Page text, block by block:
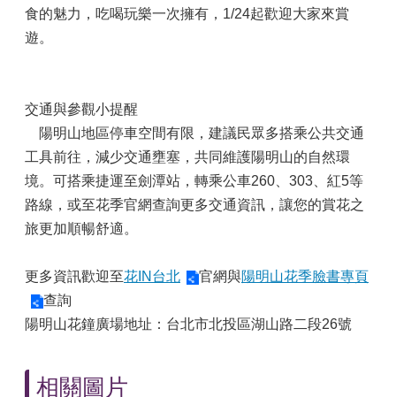
食的魅力，吃喝玩樂一次擁有，1/24起歡迎大家來賞
遊。
交通與參觀小提醒
陽明山地區停車空間有限，建議民眾多搭乘公共交通
工具前往，減少交通壅塞，共同維護陽明山的自然環
境。可搭乘捷運至劍潭站，轉乘公車260、303、紅5等
路線，或至花季官網查詢更多交通資訊，讓您的賞花之
旅更加順暢舒適。
更多資訊歡迎至花IN台北 官網與陽明山花季臉書專頁
查詢
陽明山花鐘廣場地址：台北市北投區湖山路二段26號
相關圖片